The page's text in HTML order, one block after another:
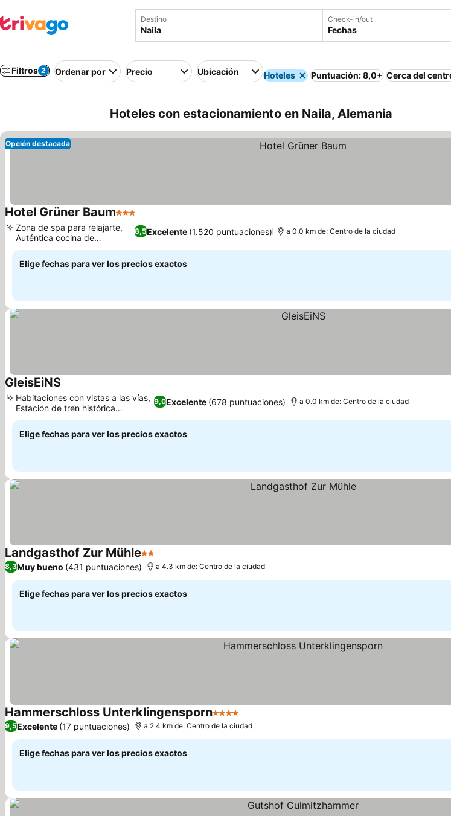
Destino Check-in/out
Fechas
Filtros 2 Ordenar por Precio Ubicación Hoteles Puntuación: 8,0+ Cerca del
Hoteles con estacionamiento en Naila, Alemania
Opción destacada
Hotel Grüner Baum3 Estrellas
8,5Excelente (1.520 puntuaciones)
Zona de spa para relajarte,
Auténtica cocina de
Franconia
a 0.0 km de: Centro de la ciudad
Elige fechas para ver los precios exactos
GleisEiNS
9,0Excelente (678 puntuaciones)
Habitaciones con vistas a las vías,
Estación de tren histórica
renovada
a 0.0 km de: Centro de la ciudad
Elige fechas para ver los precios exactos
Landgasthof Zur Mühle2 Estrellas
8,3Muy bueno (431 puntuaciones) a 4.3 km de: Centro de la ciudad
Elige fechas para ver los precios exactos
Hammerschloss Unterklingensporn4 Estrellas
9,5Excelente (17 puntuaciones) a 2.4 km de: Centro de la ciudad
Elige fechas para ver los precios exactos